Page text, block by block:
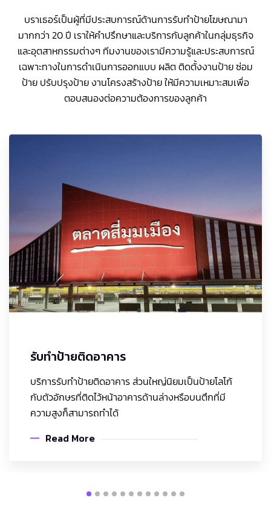
บราเธอร์เป็นผู้ที่มีประสบการณ์ด้านการรับทำป้ายโฆษณามา
มากกว่า 20 ปี เราให้คำปรึกษาและบริการกับลูกค้าในกลุ่มธุรกิจ
และอุตสาหกรรมต่างๆ ทีมงานของเรามีความรู้และประสบการณ์
เฉพาะทางในการดำเนินการออกแบบ ผลิต ติดตั้งงานป้าย ซ่อม
ป้าย ปรับปรุงป้าย งานโครงสร้างป้าย ให้มีความเหมาะสมเพื่อ
ตอบสนองต่อความต้องการของลูกค้า
รับทำป้ายติดอาคาร
บริการรับทำป้ายติดอาคาร ส่วนใหญ่นิยมเป็นป้ายโลโก้
กับตัวอักษรที่ติดไว้หน้าอาคารด้านล่างหรือบนตึกที่มี
ความสูงก็สามารถทำได้
Read More